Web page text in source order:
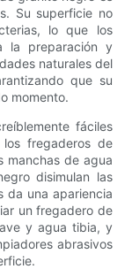
Su superficie no
lo que los
la preparación y
naturales del
que su
momento.
fáciles
fregaderos de
manchas de agua
disimulan las
da una apariencia
un fregadero de
y agua tibia, y
abrasivos